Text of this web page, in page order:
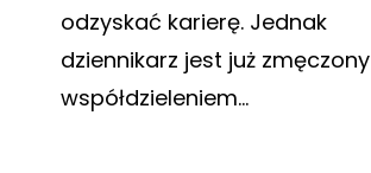
odzyskać karierę. Jednak
dziennikarz jest już zmęczony
współdzieleniem…